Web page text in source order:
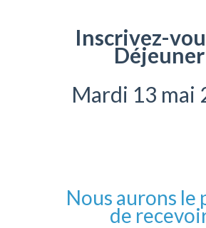
Inscrivez-
Déjeuner
Mardi 13 mai
Nous aurons le
de